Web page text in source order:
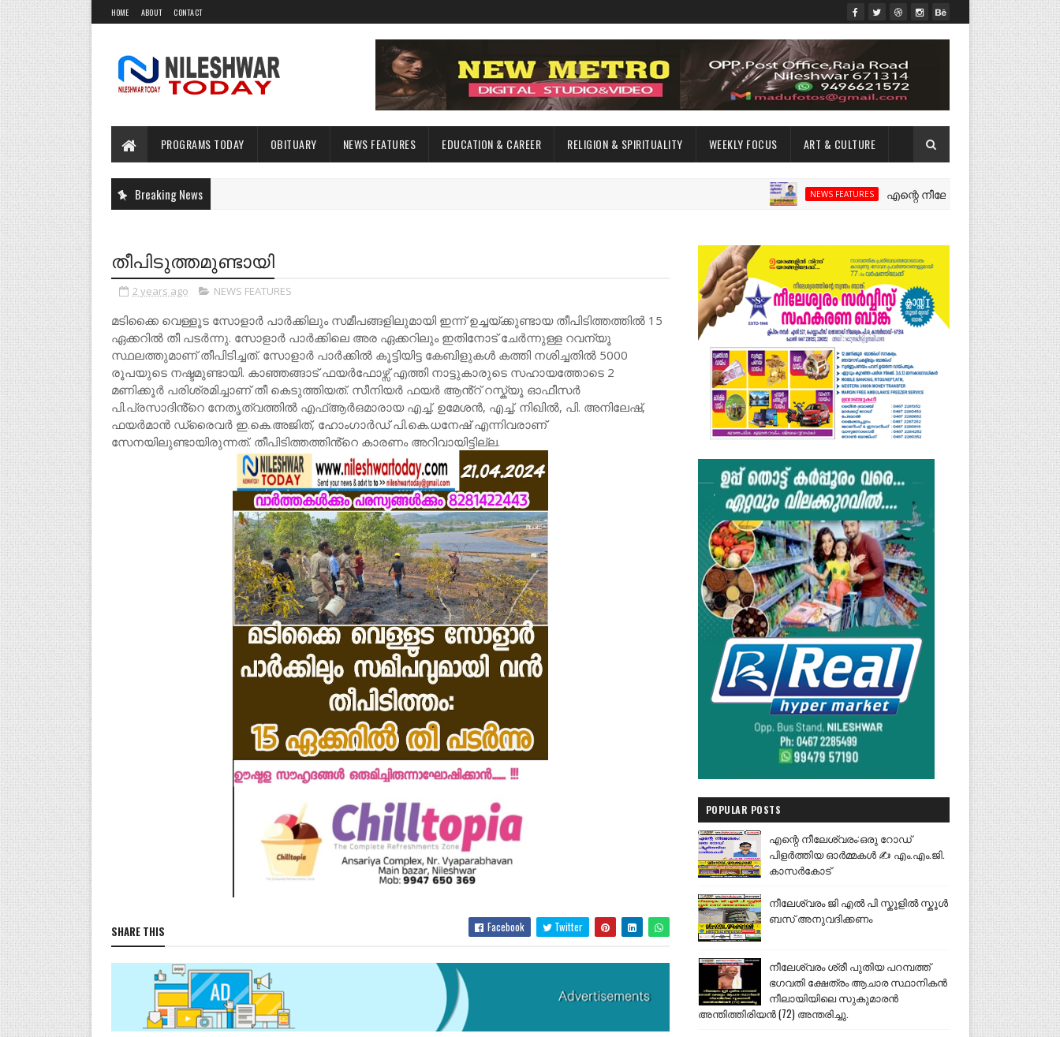
HOME ABOUT CONTACT
PROGRAMS TODAY OBITUARY NEWS FEATURES EDUCATION & CAREER RELIGION & SPIRITUALITY WEEKLY FOCUS ART & CULTURE
Breaking News NEWS FEATURES എന്റെ നീലേശ്വരം:ഒരു റോഡ്
തീപിടുത്തമുണ്ടായി
2 years ago NEWS FEATURES
മടിക്കൈ വെള്ളൂട സോളാർ പാർക്കിലും സമീപങ്ങളിലുമായി ഇന്ന് ഉച്ചയ്ക്കുണ്ടായ തീപിടിത്തത്തിൽ 15
ഏക്കറിൽ തീ പടർന്നു. സോളാർ പാർക്കിലെ അര ഏക്കറിലും ഇതിനോട് ചേർന്നുള്ള റവന്യൂ
സ്ഥലത്തുമാണ് തീപിടിച്ചത്. സോളാർ പാർക്കിൽ കൂട്ടിയിട്ട കേബിളുകൾ കത്തി നശിച്ചതിൽ 5000
രൂപയുടെ നഷ്ടമുണ്ടായി. കാഞ്ഞങ്ങാട് ഫയർഫോഴ്സ് എത്തി നാട്ടുകാരുടെ സഹായത്തോടെ 2
മണിക്കൂർ പരിശ്രമിച്ചാണ് തീ കെടുത്തിയത്. സീനിയർ ഫയർ ആൻ്റ് റസ്ക്യൂ ഓഫീസർ
പി.പ്രസാദിൻ്റെ നേതൃത്വത്തിൽ എഫ്ആർഒമാരായ എച്ച്. ഉമേശൻ, എച്ച്. നിഖിൽ, പി. അനിലേഷ്,
ഫയർമാൻ ഡ്രൈവർ ഇ.കെ.അജിത്, ഹോംഗാർഡ് പി.കെ.ധനേഷ് എന്നിവരാണ്
സേനയിലുണ്ടായിരുന്നത്. തീപിടിത്തത്തിൻ്റെ കാരണം അറിവായിട്ടില്ല.
SHARE THIS Facebook Twitter
POPULAR POSTS
എന്റെ നീലേശ്വരം:ഒരു റോഡ്
പിളർത്തിയ ഓർമ്മകൾ ✍️ എം.എം.ജി.
കാസർകോട്
നീലേശ്വരം ജി എൽ പി സ്കൂളിൽ സ്കൂൾ
ബസ് അനുവദിക്കണം
നീലേശ്വരം ശ്രീ പുതിയ പറമ്പത്ത്
ഭഗവതി ക്ഷേത്രം ആചാര സ്ഥാനികൻ
നീലായിയിലെ സുകുമാരൻ
അന്തിത്തിരിയൻ (72) അന്തരിച്ചു.